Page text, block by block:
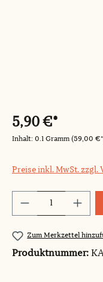
5,90 €*
Inhalt: 0.1 Gramm (59,00 €*
Preise inkl. MwSt. zzgl.
Produkt
Zum Merkzettel
Produktnummer: